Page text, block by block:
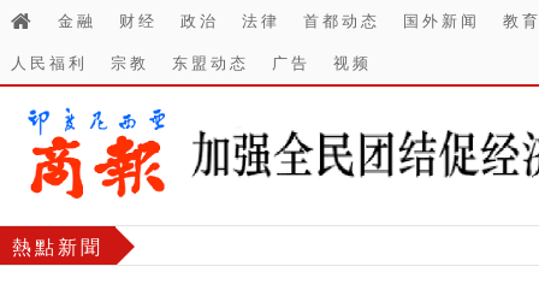
金融 财经 政治 法律 首都动态 国外新闻
教
人民福利
宗教 东盟动态 广告 视频
熱點新聞